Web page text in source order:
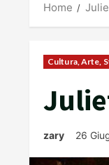
Home
Cultura, Arte,
zary 26